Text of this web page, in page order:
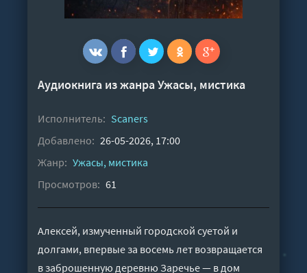
Аудиокнига из жанраУжасы, мистика
Исполнитель: Scaners
Добавлено: 26-05-2026, 17:00
Жанр: Ужасы, мистика
Просмотров: 61
Алексей, измученный городской суетой и
долгами, впервые за восемь лет возвращается
в заброшенную деревню Заречье — в дом